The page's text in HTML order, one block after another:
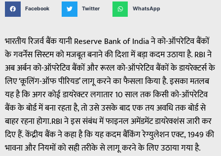
Facebook Twitter WhatsApp
भारतीय रिजर्व बैंक यानी Reserve Bank of India ने को-ऑपरेटिव बैंकों
के गवर्नेंस सिस्टम को मजबूत बनाने की दिशा में बड़ा कदम उठाया है. RBI ने
अब अर्बन को-ऑपरेटिव बैंकों और रूरल को-ऑपरेटिव बैंकों के डायरेक्टर्स के
लिए ‘कूलिंग-ऑफ पीरियड’ लागू करने का फैसला किया है. इसका मतलब
यह है कि अगर कोई डायरेक्टर लगातार 10 साल तक किसी को-ऑपरेटिव
बैंक के बोर्ड में बना रहता है, तो उसे उसके बाद एक तय अवधि तक बोर्ड से
बाहर रहना होगा.RBI ने इस संबंध में फाइनल अमेंडमेंट डायरेक्शंस जारी कर
दिए हैं. केंद्रीय बैंक ने कहा है कि यह कदम बैंकिंग रेग्युलेशन एक्ट, 1949 की
भावना और नियमों को सही तरीके से लागू करने के लिए उठाया गया है.